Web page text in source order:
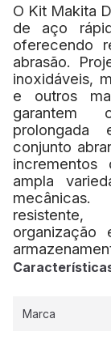
O Kit Makita
de aço
oferecendo
abrasão.
inoxidáveis,
e outros
garantem
prolongada
conjunto
ampla
resistente,
Marca